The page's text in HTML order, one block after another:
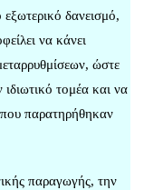
δανεισμό,
να κάνει
ώστε
τομέα και να
παρατηρήθηκαν
παραγωγής, την